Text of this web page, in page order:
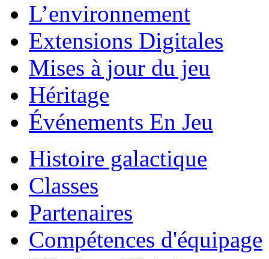
L’environnement
Extensions Digitales
Mises à jour du jeu
Héritage
Événements En Jeu
Histoire galactique
Classes
Partenaires
Compétences d'équipage